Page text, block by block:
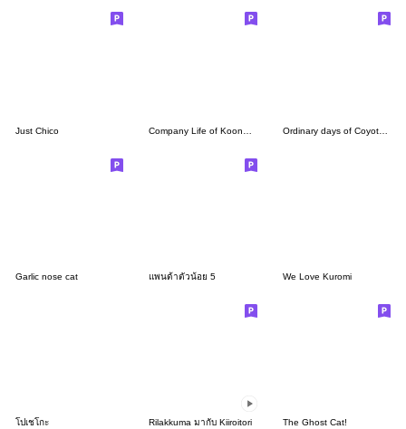
Just Chico Ordinary days of Coyote 2
Garlic nose cat แพนด้าตัวน้อย 5 We Love Kuromi
โปเชโกะ Rilakkuma มากับ Kiiroitori The Ghost Cat!